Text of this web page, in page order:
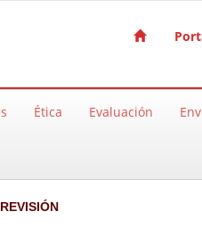
Ética Evaluación